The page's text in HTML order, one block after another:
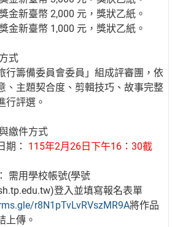
金新臺幣 2,000 元，獎狀乙紙。
金新臺幣 1,000 元，獎狀乙紙。
式
行籌備委員會委員」組成評審團，依
、主題契合度、剪輯技巧、故事完整
行評選。
繳件方式
期：
115年2月26日下午16：30截
需用學校帳號(學號
登入並填寫報名表單
r8N1pTvLvRVszMR9A將作品
上傳。